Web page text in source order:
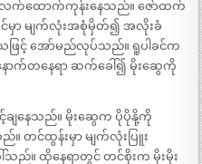
လက်ထောက်ကုန်းနေသည်။ ဇော်ထက်
မှာ မျက်လုံးအစုံမှိတ်၍ အလိုးခံ
ြင့် အော်မည်လုပ်သည်။ ရူပါခင်က
ောက်တနေရာ ဆက်ခေါ်၍ မိုးဆွေကို
ျနေသည်။ မိုးဆွေက ပိုပိုနို့ကို
တင်ထွန်းမှာ မျက်လုံးပြူး
သည်။ ထိုနေရာတွင် တင်စိုးက မိုးမိုး